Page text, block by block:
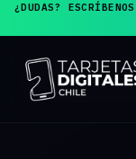
¿DUDAS?